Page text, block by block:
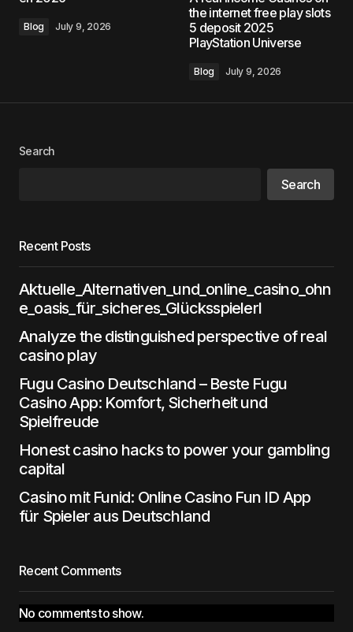
Blog July 9, 2026
the internet free play slots
5 deposit 2025
PlayStation Universe
Blog July 9, 2026
Search
Search
Recent Posts
Aktuelle_Alternativen_und_online_casino_ohn
e_oasis_für_sicheres_Glücksspielerl
Analyze the distinguished perspective of real
casino play
Fugu Casino Deutschland – Beste Fugu
Casino App: Komfort, Sicherheit und
Spielfreude
Honest casino hacks to power your gambling
capital
Casino mit Funid: Online Casino Fun ID App
für Spieler aus Deutschland
Recent Comments
No comments to show.